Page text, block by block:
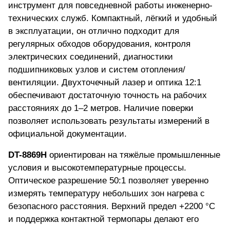
инструмент для повседневной работы инженерно-
технических служб. Компактный, лёгкий и удобный
в эксплуатации, он отлично подходит для
регулярных обходов оборудования, контроля
электрических соединений, диагностики
подшипниковых узлов и систем отопления/
вентиляции. Двухточечный лазер и оптика 12:1
обеспечивают достаточную точность на рабочих
расстояниях до 1–2 метров. Наличие поверки
позволяет использовать результаты измерений в
официальной документации.
DT-8869H ориентирован на тяжёлые промышленные
условия и высокотемпературные процессы.
Оптическое разрешение 50:1 позволяет уверенно
измерять температуру небольших зон нагрева с
безопасного расстояния. Верхний предел +2200 °C
и поддержка контактной термопары делают его